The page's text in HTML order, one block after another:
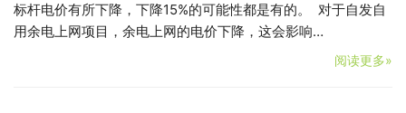
标杆电价有所下降，下降15%的可能性都是有的。 对于自发自
用余电上网项目，余电上网的电价下降，这会影响…
阅读更多»